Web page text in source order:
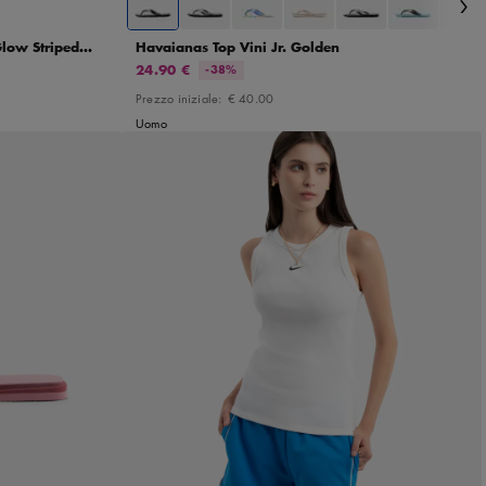
Striped
Havaianas Top Vini Jr. Golden
24.90 €
-38%
Prezzo iniziale: € 40.00
Uomo
L